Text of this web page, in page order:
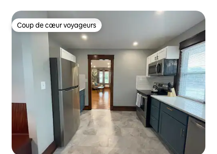
Coup de cœur voyageurs
Coup de cœur voyageurs